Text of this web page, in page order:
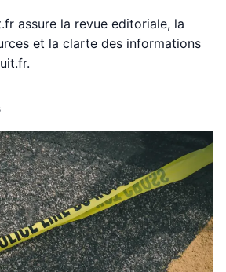
assure la revue editoriale, la
et la clarte des informations